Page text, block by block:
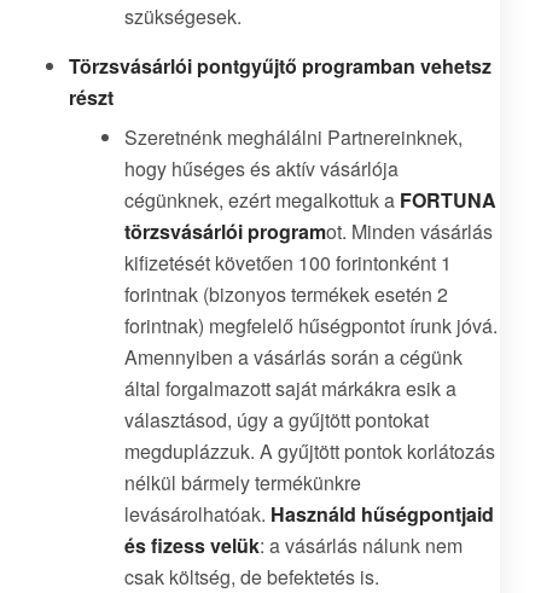
szükségesek.
Törzsvásárlói pontgyűjtő programban vehetsz
részt
Szeretnénk meghálálni Partnereinknek,
hogy hűséges és aktív vásárlója
cégünknek, ezért megalkottuk a FORTUNA
törzsvásárlói programot. Minden vásárlás
kifizetését követően 100 forintonként 1
forintnak (bizonyos termékek esetén 2
forintnak) megfelelő hűségpontot írunk jóvá.
Amennyiben a vásárlás során a cégünk
által forgalmazott saját márkákra esik a
választásod, úgy a gyűjtött pontokat
megduplázzuk. A gyűjtött pontok korlátozás
nélkül bármely termékünkre
levásárolhatóak. Használd hűségpontjaid
és fizess velük: a vásárlás nálunk nem
csak költség, de befektetés is.